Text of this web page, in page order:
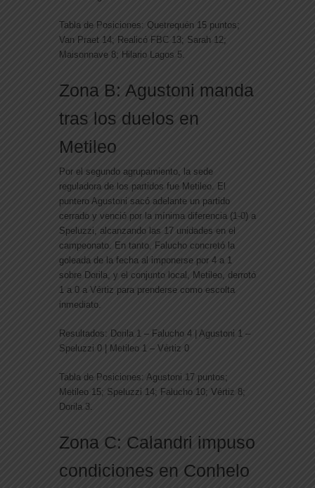
Tabla de Posiciones: Quetrequén 15 puntos;
Van Praet 14; Realicó FBC 13; Sarah 12;
Maisonnave 8; Hilario Lagos 5.
Zona B: Agustoni manda
tras los duelos en
Metileo
Por el segundo agrupamiento, la sede
reguladora de los partidos fue Metileo. El
puntero Agustoni sacó adelante un partido
cerrado y venció por la mínima diferencia (1-0) a
Speluzzi , alcanzando las 17 unidades en el
campeonato. En tanto, Falucho concretó la
goleada de la fecha al imponerse por 4 a 1
sobre Dorila, y el conjunto local, Metileo, derrotó
1 a 0 a Vértiz para prenderse como escolta
inmediato.
Resultados: Dorila 1 – Falucho 4 | Agustoni 1 –
Speluzzi 0 | Metileo 1 – Vértiz 0
Tabla de Posiciones: Agustoni 17 puntos;
Metileo 15; Speluzzi 14; Falucho 10; Vértiz 8;
Dorila 3.
Zona C: Calandri impuso
condiciones en Conhelo